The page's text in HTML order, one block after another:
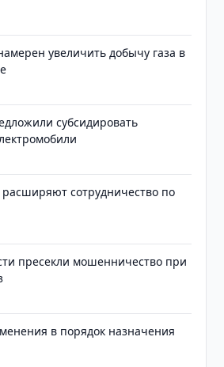
увеличить добычу газа в
субсидировать
расширяют сотрудничество по
пресекли мошенничество при
в порядок назначения